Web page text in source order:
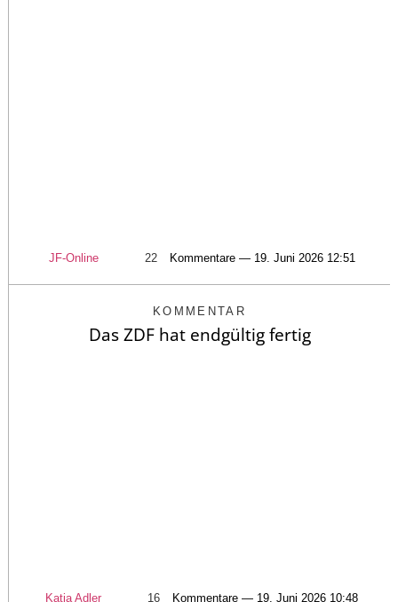
JF-Online 22 Kommentare — 19. Juni 2026 12:51
KOMMENTAR
Das ZDF hat endgültig fertig
Katja Adler 16 Kommentare — 19. Juni 2026 10:48